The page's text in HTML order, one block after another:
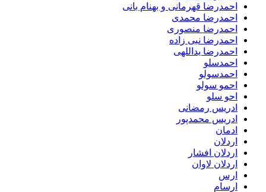
احمدرضا قهرمانی و بهنام بانی
احمدرضا محمدی
احمدرضا منصوری
احمدرضا نبی زاده
احمدرضا یداللهی
احمدسلو
احمدسولو
احمو سولو
احو سلو
ادریس رمضانی
ادریس محمدپور
ادمان
اردلان
اردلان افشار
اردلان لاوان
ارس
ارسام